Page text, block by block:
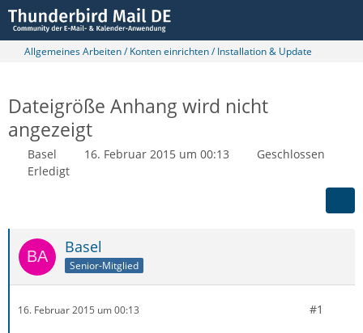
Allgemeines Arbeiten / Konten einrichten / Installation & Update
Dateigröße Anhang wird nicht
angezeigt
Basel 16. Februar 2015 um 00:13
Geschlossen
Erledigt
Basel
Senior-Mitglied
16. Februar 2015 um 00:13 #1